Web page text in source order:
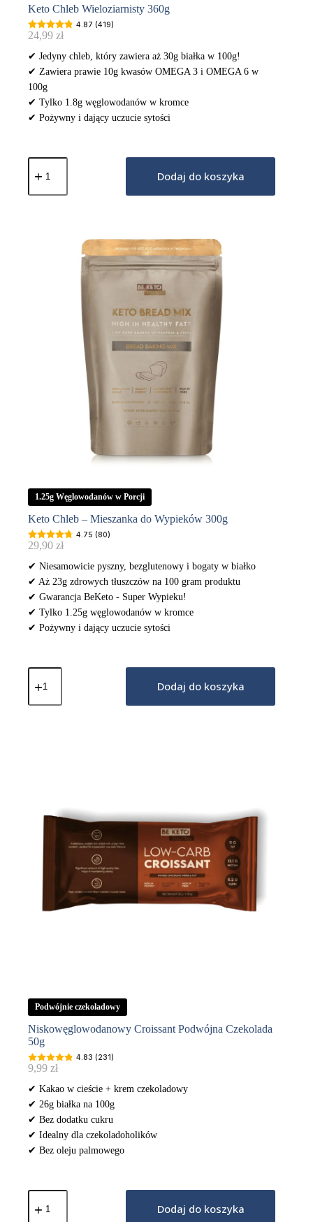
Keto Chleb Wieloziarnisty 360g
4.87 (419)
24,99 zł
✔ Jedyny chleb, który zawiera aż 30g białka w 100g!
✔ Zawiera prawie 10g kwasów OMEGA 3 i OMEGA 6 w
100g
✔ Tylko 1.8g węglowodanów w kromce
✔ Pożywny i dający uczucie sytości
ilość
Keto
Wieloziarnisty
Dodaj do koszyka
1.25g Węglowodanów w Porcji
Keto Chleb – Mieszanka do Wypieków 300g
4.75 (80)
29,90 zł
✔ Niesamowicie pyszny, bezglutenowy i bogaty w białko
✔ Aż 23g zdrowych tłuszczów na 100 gram produktu
✔ Gwarancja BeKeto - Super Wypieku!
✔ Tylko 1.25g węglowodanów w kromce
✔ Pożywny i dający uczucie sytości
ilość
Keto
-
Dodaj do koszyka
Podwójnie czekoladowy
Niskowęglowodanowy Croissant Podwójna Czekolada
50g
4.83 (231)
9,99 zł
✔ Kakao w cieście + krem czekoladowy
✔ 26g białka na 100g
✔ Bez dodatku cukru
✔ Idealny dla czekoladoholików
✔ Bez oleju palmowego
ilość
Niskowęglowodanowy
Dodaj do koszyka